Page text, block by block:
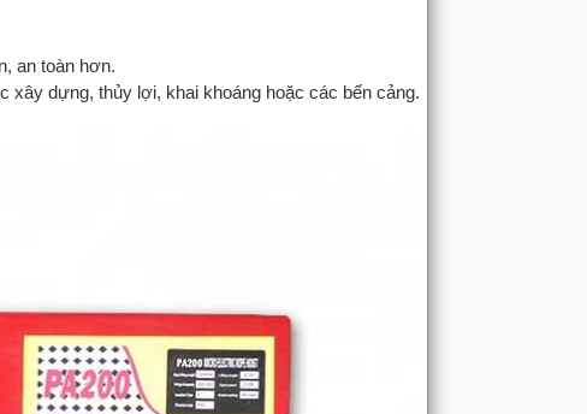
an toàn hơn.
dựng, thủy lợi, khai khoáng hoặc các bến cảng.